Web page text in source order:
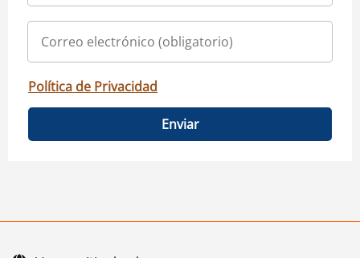
Política de Privacidad
Enviar